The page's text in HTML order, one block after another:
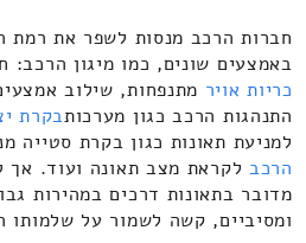
חברות הרכב מנסות לשפר את רמת
באמצעים שונים, כמו מיגון הרכב:
כריות אויר מתנפחות, שילוב
התנהגות הרכב כגון מערכותבקרת
למניעת תאונות כגון בקרת סטייה
הרכב לקראת מצב תאונה ועוד.
מדובר בתאונות דרכים במהירות
ומסיביים, קשה לשמור על